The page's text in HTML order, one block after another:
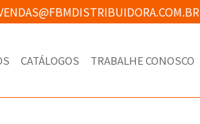
CATÁLOGOS TRABALHE CONOSCO